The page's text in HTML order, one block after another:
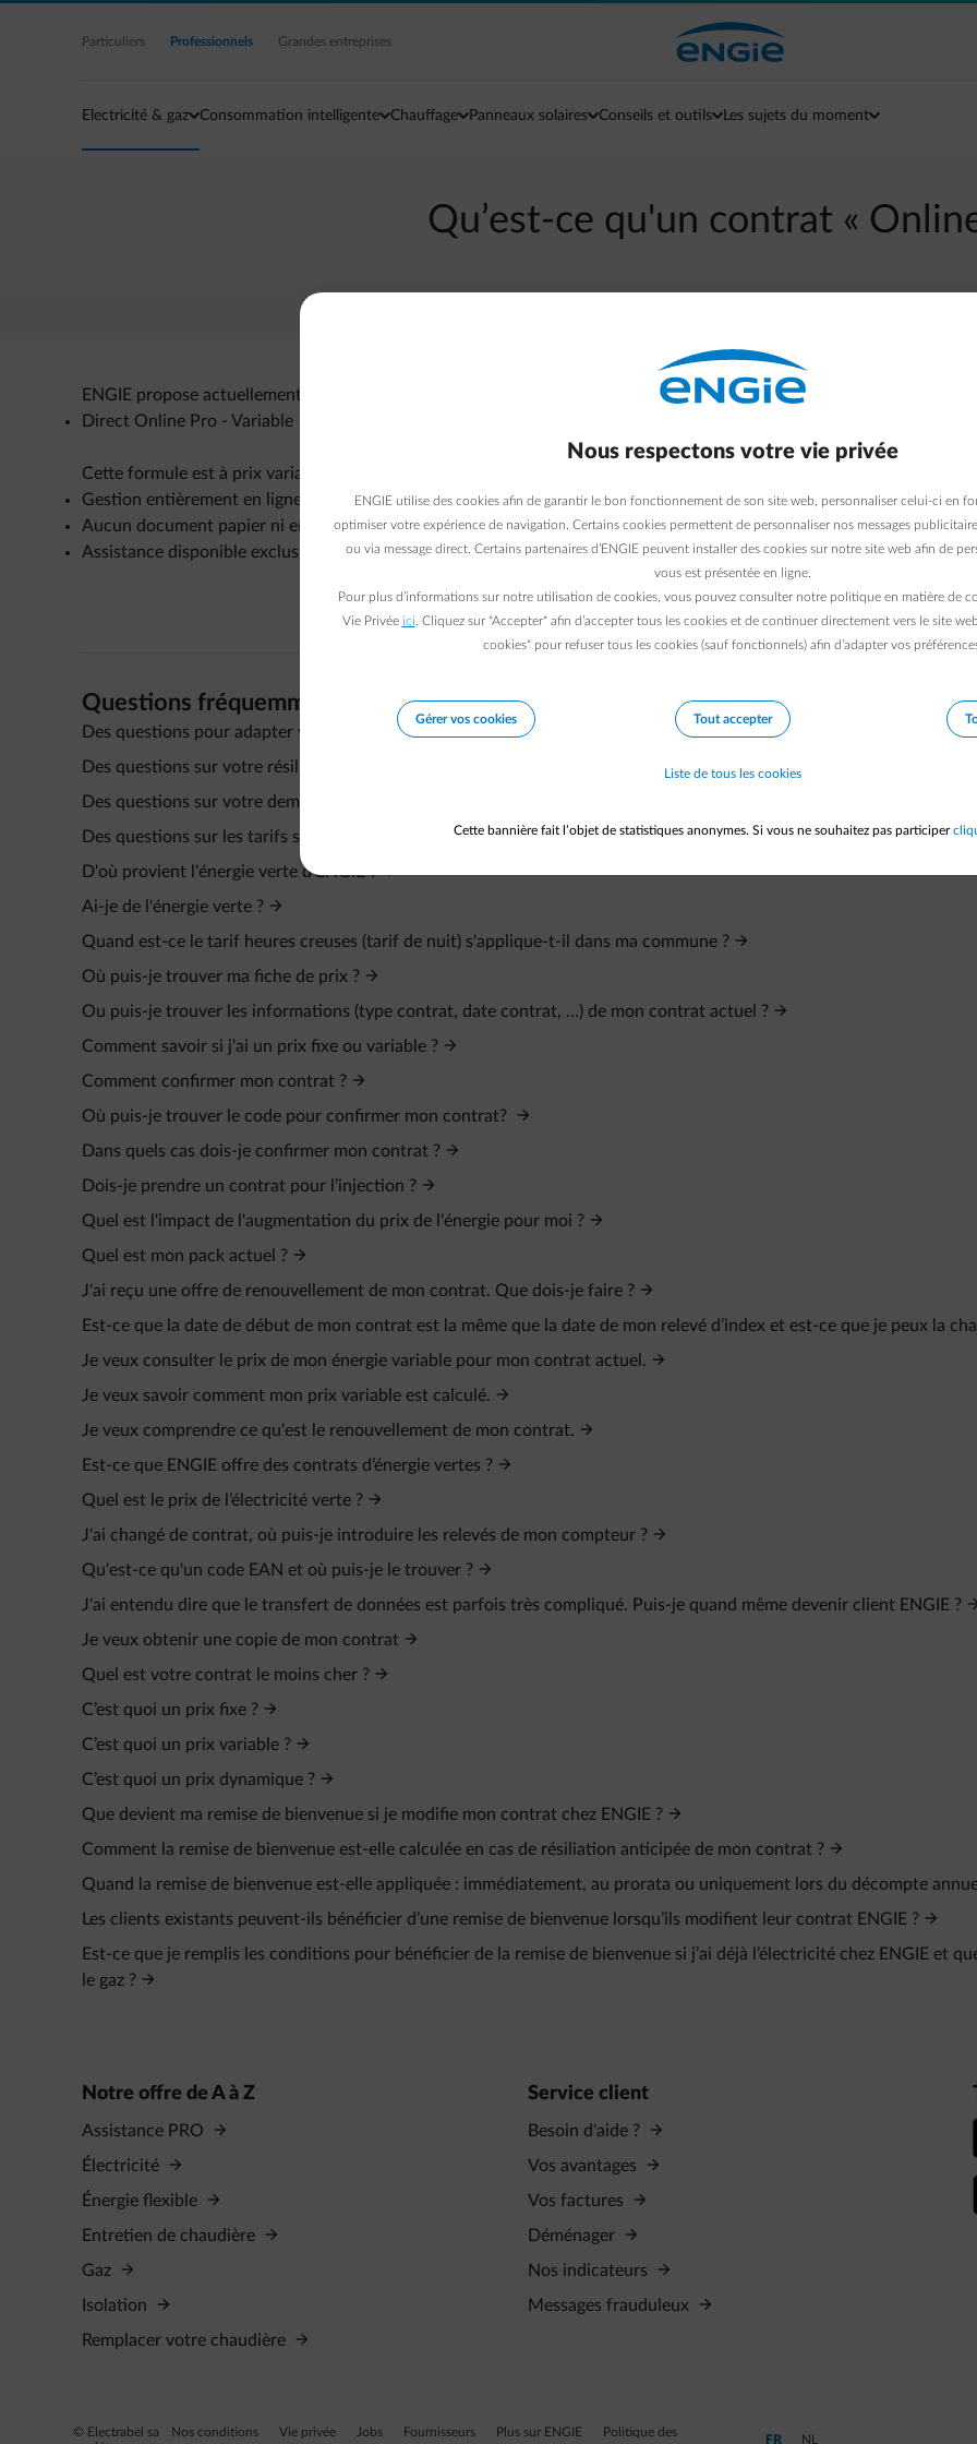
Accéder au contenu principal
Particuliers Professionnels Grandes entreprises
Electricité & gaz Consommation intelligente Chauffage Panneaux solaires Conseils et outils Les sujets du moment
Qu’est-ce qu'un contrat «
ENGIE propose actuellement un contrat « Online » pour les clients professionnels :
Direct Online Pro - Variable
Cette formule est à prix variable et se distingue par les caractéristiques suivantes :
Gestion entièrement en ligne via votre espace client ou la smart App
Aucun document papier ni envoi postal (facture envoyée uniquement par e-mail)
Assistance disponible exclusivement via nos canaux digitaux
Questions fréquemment posées
Des questions pour adapter votre contrat ?
Des questions sur votre résiliation de contrat ?
Des questions sur votre demande de contrat ?
Des questions sur les tarifs spécifiques ?
D'où provient l'énergie verte d'ENGIE ?
Ai-je de l'énergie verte ?
Quand est-ce le tarif heures creuses (tarif de nuit) s'applique-t-il dans ma commune ?
Où puis-je trouver ma fiche de prix ?
Ou puis-je trouver les informations (type contrat, date contrat, …) de mon contrat actuel ?
Comment savoir si j'ai un prix fixe ou variable ?
Comment confirmer mon contrat ?
Où puis-je trouver le code pour confirmer mon contrat?
Dans quels cas dois-je confirmer mon contrat ?
Dois-je prendre un contrat pour l’injection ?
Quel est l'impact de l'augmentation du prix de l'énergie pour moi ?
Quel est mon pack actuel ?
J'ai reçu une offre de renouvellement de mon contrat. Que dois-je faire ?
Est-ce que la date de début de mon contrat est la même que la date de mon relevé d’index et est-ce que je peux la
Je veux consulter le prix de mon énergie variable pour mon contrat actuel.
Je veux savoir comment mon prix variable est calculé.
Je veux comprendre ce qu'est le renouvellement de mon contrat.
Est-ce que ENGIE offre des contrats d’énergie vertes ?
Quel est le prix de l’électricité verte ?
J'ai changé de contrat, où puis-je introduire les relevés de mon compteur ?
Qu'est-ce qu'un code EAN et où puis-je le trouver ?
J'ai entendu dire que le transfert de données est parfois très compliqué. Puis-je quand même devenir client ENGIE ?
Je veux obtenir une copie de mon contrat
Quel est votre contrat le moins cher ?
C’est quoi un prix fixe ?
C’est quoi un prix variable ?
C’est quoi un prix dynamique ?
Que devient ma remise de bienvenue si je modifie mon contrat chez ENGIE ?
Comment la remise de bienvenue est-elle calculée en cas de résiliation anticipée de mon contrat ?
Quand la remise de bienvenue est-elle appliquée : immédiatement, au prorata ou uniquement lors du décompte
Les clients existants peuvent-ils bénéficier d’une remise de bienvenue lorsqu’ils modifient leur contrat ENGIE ?
Est-ce que je remplis les conditions pour bénéficier de la remise de bienvenue si j’ai déjà l’électricité chez ENGIE et
le gaz ?
Notre offre de A à Z
Assistance PRO
Électricité
Énergie flexible
Entretien de chaudière
Gaz
Isolation
Remplacer votre chaudière
Service client
Besoin d'aide ?
Vos avantages
Vos factures
Déménager
Nos indicateurs
Messages frauduleux
© Electrabel sa Nos conditions Vie privée Jobs Fournisseurs Plus sur ENGIE
Politique des
Passer en Français (Langue actuelle)
FR Passer en Néerlandais
NL
Nous respectons votre vie privée
ENGIE utilise des cookies afin de garantir le bon fonctionnement de son site web, personnaliser celui-ci en
optimiser votre expérience de navigation. Certains cookies permettent de personnaliser nos messages
ou via message direct. Certains partenaires d’ENGIE peuvent installer des cookies sur notre site web afin de
vous est présentée en ligne.
Pour plus d’informations sur notre utilisation de cookies, vous pouvez consulter notre politique en matière de
Vie Privée ici . Cliquez sur "Accepter" afin d’accepter tous les cookies et de continuer directement vers le site
cookies" pour refuser tous les cookies (sauf fonctionnels) afin d’adapter vos
Gérer vos cookies Tout accepter
Liste de tous les cookies
Cette bannière fait l’objet de statistiques anonymes. Si vous ne souhaitez pas participer